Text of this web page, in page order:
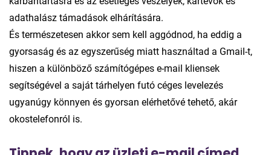
adathalász támadások elhárítására.
És természetesen akkor sem kell aggódnod, ha eddig a
gyorsaság és az egyszerűség miatt használtad a Gmail-t,
hiszen a különböző számítógépes e-mail kliensek
segítségével a saját tárhelyen futó céges levelezés
ugyanúgy könnyen és gyorsan elérhetővé tehető, akár
okostelefonról is.